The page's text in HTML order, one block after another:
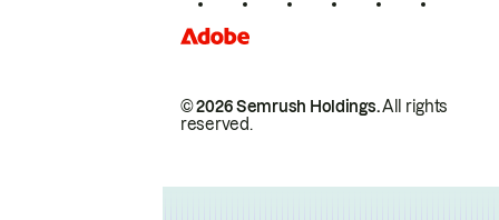
© 2026 Semrush Holdings.All rights
reserved.